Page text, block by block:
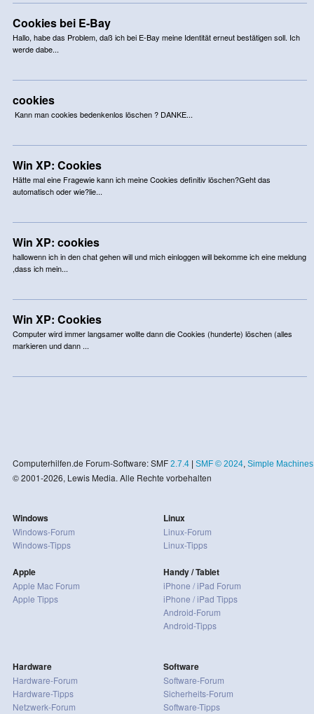
Cookies bei E-Bay
Hallo, habe das Problem, daß ich bei E-Bay meine Identität erneut bestätigen soll. Ich
werde dabe...
cookies
Kann man cookies bedenkenlos löschen ? DANKE...
Win XP: Cookies
Hätte mal eine Fragewie kann ich meine Cookies definitiv löschen?Geht das
automatisch oder wie?lie...
Win XP: cookies
hallowenn ich in den chat gehen will und mich einloggen will bekomme ich eine meldung
,dass ich mein...
Win XP: Cookies
Computer wird immer langsamer wollte dann die Cookies (hunderte) löschen (alles
markieren und dann ...
Computerhilfen.de Forum-Software: SMF 2.7.4| SMF © 2024, Simple Machines
© 2001-2026, Lewis Media. Alle Rechte vorbehalten
Windows
Windows-Forum
Windows-Tipps
Apple
Apple Mac Forum
Apple Tipps
Linux
Linux-Forum
Linux-Tipps
Handy / Tablet
iPhone / iPad Forum
iPhone / iPad Tipps
Android-Forum
Android-Tipps
Hardware
Hardware-Forum
Hardware-Tipps
Netzwerk-Forum
Software
Software-Forum
Sicherheits-Forum
Software-Tipps